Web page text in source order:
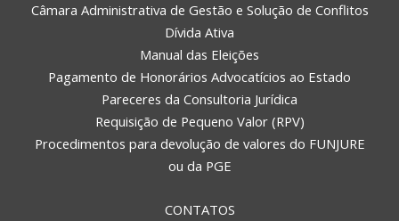
Câmara Administrativa de Gestão e Solução de Conflitos
Dívida Ativa
Manual das Eleições
Pagamento de Honorários Advocatícios ao Estado
Pareceres da Consultoria Jurídica
Requisição de Pequeno Valor (RPV)
Procedimentos para devolução de valores do FUNJURE
ou da PGE
CONTATOS